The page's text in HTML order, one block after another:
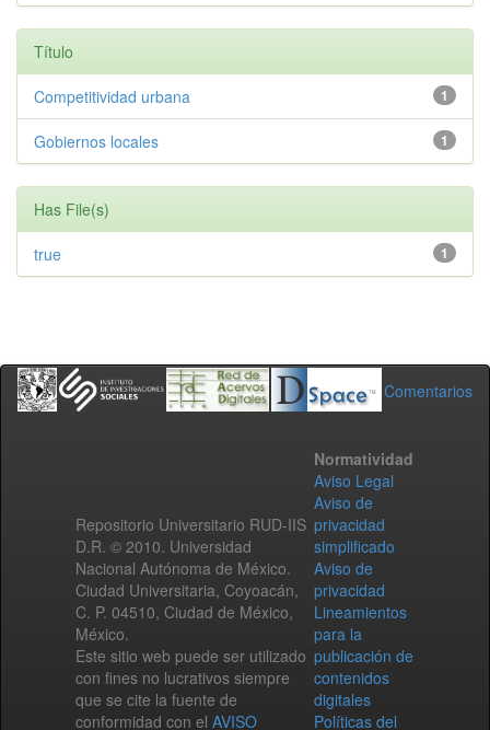
Título
1
Competitividad urbana
1
Gobiernos locales
Has File(s)
1
true
Comentarios
Repositorio Universitario RUD-IIS
D.R. © 2010. Universidad
Nacional Autónoma de México.
Ciudad Universitaria, Coyoacán,
C. P. 04510, Ciudad de México,
México.
Este sitio web puede ser utilizado
con fines no lucrativos siempre
que se cite la fuente de
conformidad con el AVISO
Normatividad
Aviso Legal
Aviso de
privacidad
simplificado
Aviso de
privacidad
Lineamientos
para la
publicación de
contenidos
digitales
Políticas del